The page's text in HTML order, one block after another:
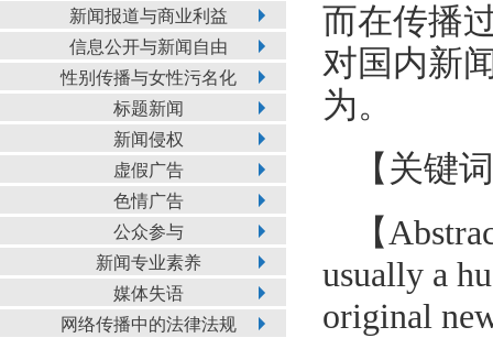
新闻报道与商业利益
信息公开与新闻自由
性别传播与女性污名化
标题新闻
新闻侵权
虚假广告
色情广告
公众参与
新闻专业素养
媒体失语
网络传播中的法律法规
而在传播
对国内新
为。
【关键
【
usually a
original